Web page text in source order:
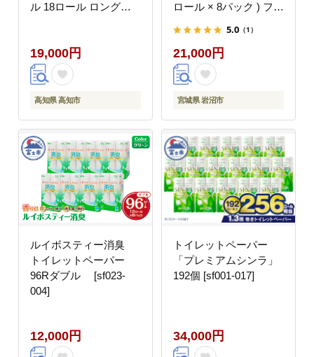
ル 18ロール ロング巻
料 省スペース 丁寧な梱
包 ギフト 贅沢 3倍巻き
長期保存 長持ち コスパ
3倍 まとめ買い 大容量
需品 日用品 消耗品 生
活用品 高品質 トイレ
防災 災害 備蓄 地震 備
蓄品 【機能素材株式会
社】[ATAA004]
19,000円
高知県 高知市
ロール × 8パック ) フラ
5.0 （1）
21,000円
宮城県 岩沼市
ルイボスティー消臭
トイレットペーパー
96Rダブル [sf023-
004]
12,000円
トイレットペーパー
「プレミアムシンラ」
192個 [sf001-017]
34,000円